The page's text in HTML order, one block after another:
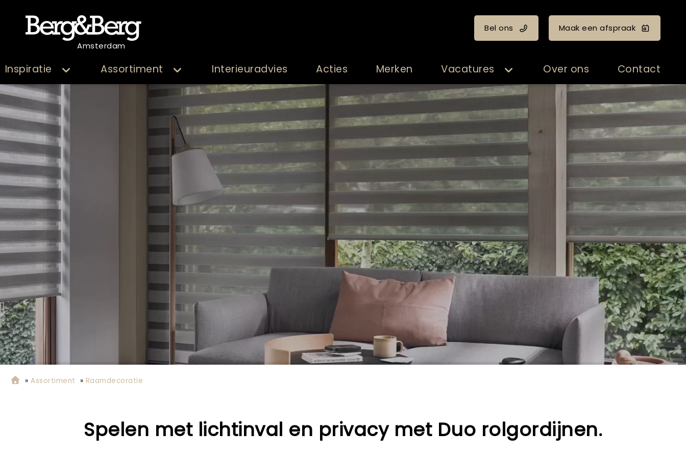
Amsterdam
Bel ons Maak een afspraak
Inspiratie Assortiment Interieuradvies Acties Merken Vacatures Over ons Contact
»Assortiment » Raamdecoratie
Spelen met lichtinval en privacy met Duo rolgordijnen.